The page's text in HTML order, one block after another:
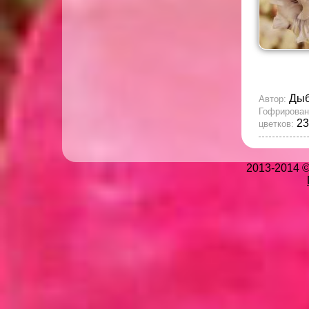
Автор:
цветков:
2013-2014